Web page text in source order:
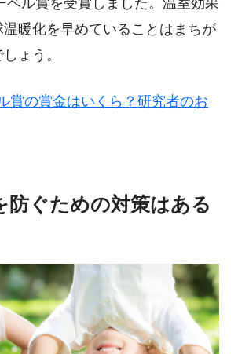
暖化を早めていることはまちが
ょう。
賞の賞金はいくら？研究者のお
防ぐための対策はある